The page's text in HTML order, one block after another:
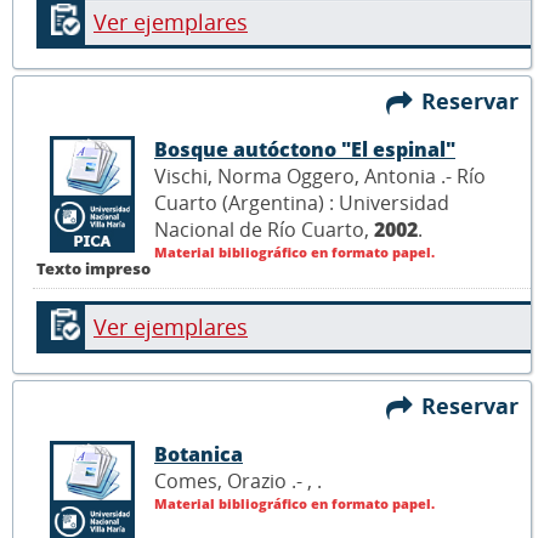
Ver ejemplares
Reservar
Texto impreso
Bosque autóctono "El espinal"
Vischi, Norma Oggero, Antonia .- Río
Cuarto (Argentina) : Universidad
Nacional de Río Cuarto, 2002.
Material bibliográfico en formato papel.
Ver ejemplares
Reservar
Botanica
Comes, Orazio .- , .
Material bibliográfico en formato papel.